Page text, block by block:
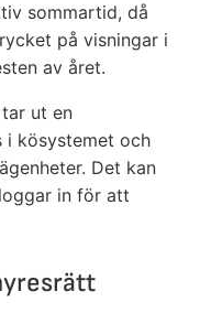
sommartid, då
på visningar i
av året.
ut en
i kösystemet och
Det kan
in för att